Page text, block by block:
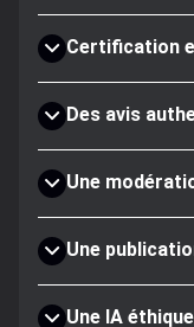
Certification
Des avis
Une
Une
Une IA